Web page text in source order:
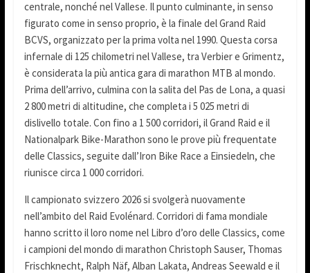
centrale, nonché nel Vallese. Il punto culminante, in senso
figurato come in senso proprio, è la finale del Grand Raid
BCVS, organizzato per la prima volta nel 1990. Questa corsa
infernale di 125 chilometri nel Vallese, tra Verbier e Grimentz,
è considerata la più antica gara di marathon MTB al mondo.
Prima dell’arrivo, culmina con la salita del Pas de Lona, a quasi
2 800 metri di altitudine, che completa i 5 025 metri di
dislivello totale. Con fino a 1 500 corridori, il Grand Raid e il
Nationalpark Bike-Marathon sono le prove più frequentate
delle Classics, seguite dall’Iron Bike Race a Einsiedeln, che
riunisce circa 1 000 corridori.
Il campionato svizzero 2026 si svolgerà nuovamente
nell’ambito del Raid Evolénard. Corridori di fama mondiale
hanno scritto il loro nome nel Libro d’oro delle Classics, come
i campioni del mondo di marathon Christoph Sauser, Thomas
Frischknecht, Ralph Näf, Alban Lakata, Andreas Seewald e il